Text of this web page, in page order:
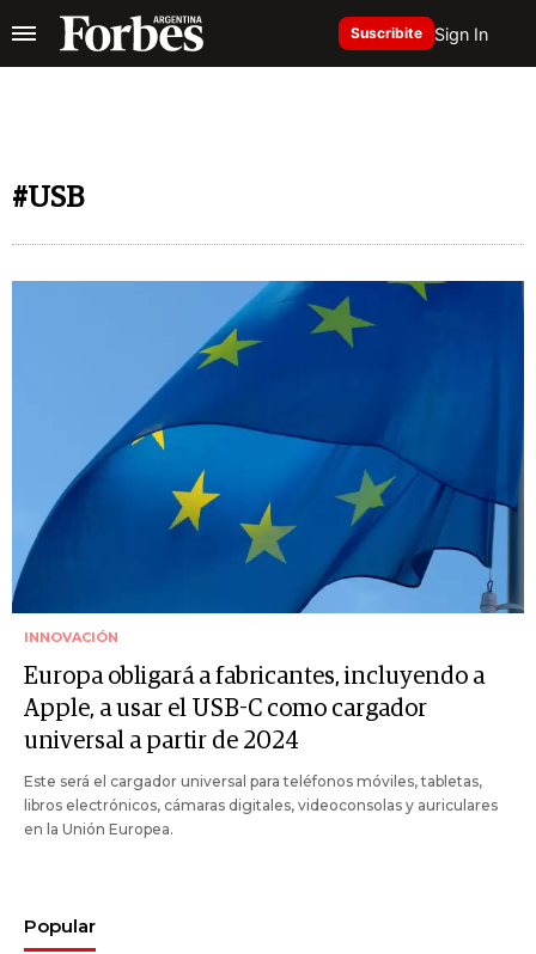
Suscribite Sign In
#USB
INNOVACIÓN
Europa obligará a fabricantes, incluyendo a
Apple, a usar el USB-C como cargador
universal a partir de 2024
Este será el cargador universal para teléfonos móviles, tabletas,
libros electrónicos, cámaras digitales, videoconsolas y auriculares
en la Unión Europea.
Popular